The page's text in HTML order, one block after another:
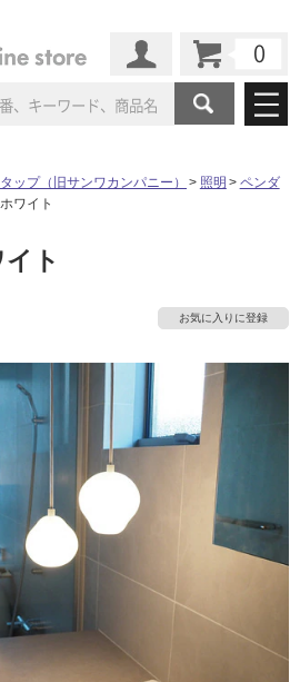
カテゴリ
トイレ
エクステリア （外構）
フローリング・床材
インテリア・
ペット用品
パネル・壁材
天然石・石材
施工事例
インタビュー
ールーム
ショールーム
ショールーム
ショールーム
札幌スマート
ショールー
ム
ー
ウェルビーみのお
ポート
初めての方へ
お問い合わせ
クレーム公開
水まわり3年保証
住まいの
スタイリング
アイデア
他サービス
工事会社紹介Coziコンシ
ェルジュ
最高のリノベ会社がみつ
かる
ップ（旧サンワカンパニー） 照明
ペンダ
ワイト
ト
お気に入りに登録